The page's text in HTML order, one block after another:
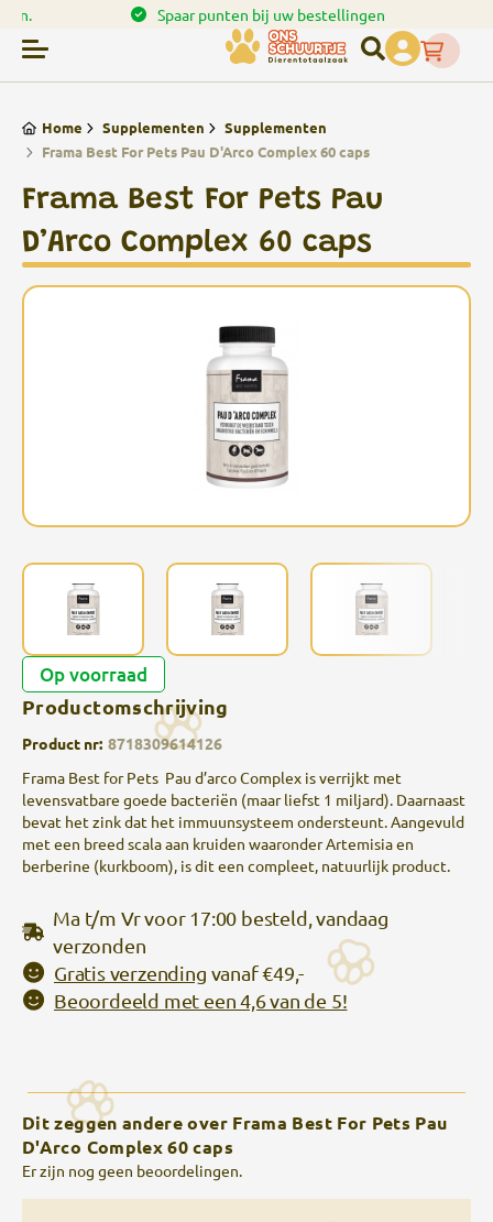
Spaar punten bij uw bestellingen
Home Supplementen
Supplementen
Frama Best For Pets Pau D'Arco Complex 60 caps
Frama Best For Pets Pau
D’Arco Complex 60 caps
Op voorraad
Productomschrijving
Product nr: 8718309614126
Frama Best for Pets Pau d’arco Complex is verrijkt met
levensvatbare goede bacteriën (maar liefst 1 miljard). Daarnaast
bevat het zink dat het immuunsysteem ondersteunt. Aangevuld
met een breed scala aan kruiden waaronder Artemisia en
berberine (kurkboom), is dit een compleet, natuurlijk product.
Ma t/m Vr voor 17:00 besteld, vandaag
verzonden
Gratis verzending vanaf €49,-
Beoordeeld met een 4,6 van de 5!
Dit zeggen andere over Frama Best For Pets Pau
D'Arco Complex 60 caps
Er zijn nog geen beoordelingen.